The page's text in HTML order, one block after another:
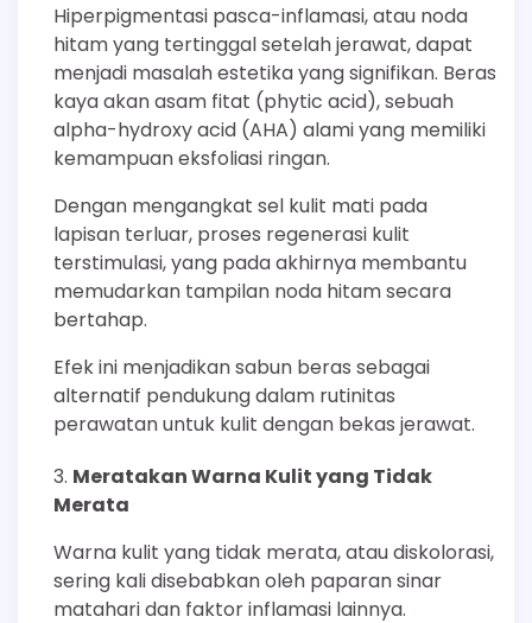
Hiperpigmentasi pasca-inflamasi, atau noda
hitam yang tertinggal setelah jerawat, dapat
menjadi masalah estetika yang signifikan. Beras
kaya akan asam fitat (phytic acid), sebuah
alpha-hydroxy acid (AHA) alami yang memiliki
kemampuan eksfoliasi ringan.
Dengan mengangkat sel kulit mati pada
lapisan terluar, proses regenerasi kulit
terstimulasi, yang pada akhirnya membantu
memudarkan tampilan noda hitam secara
bertahap.
Efek ini menjadikan sabun beras sebagai
alternatif pendukung dalam rutinitas
perawatan untuk kulit dengan bekas jerawat.
Meratakan Warna Kulit yang Tidak
Merata
Warna kulit yang tidak merata, atau diskolorasi,
sering kali disebabkan oleh paparan sinar
matahari dan faktor inflamasi lainnya.